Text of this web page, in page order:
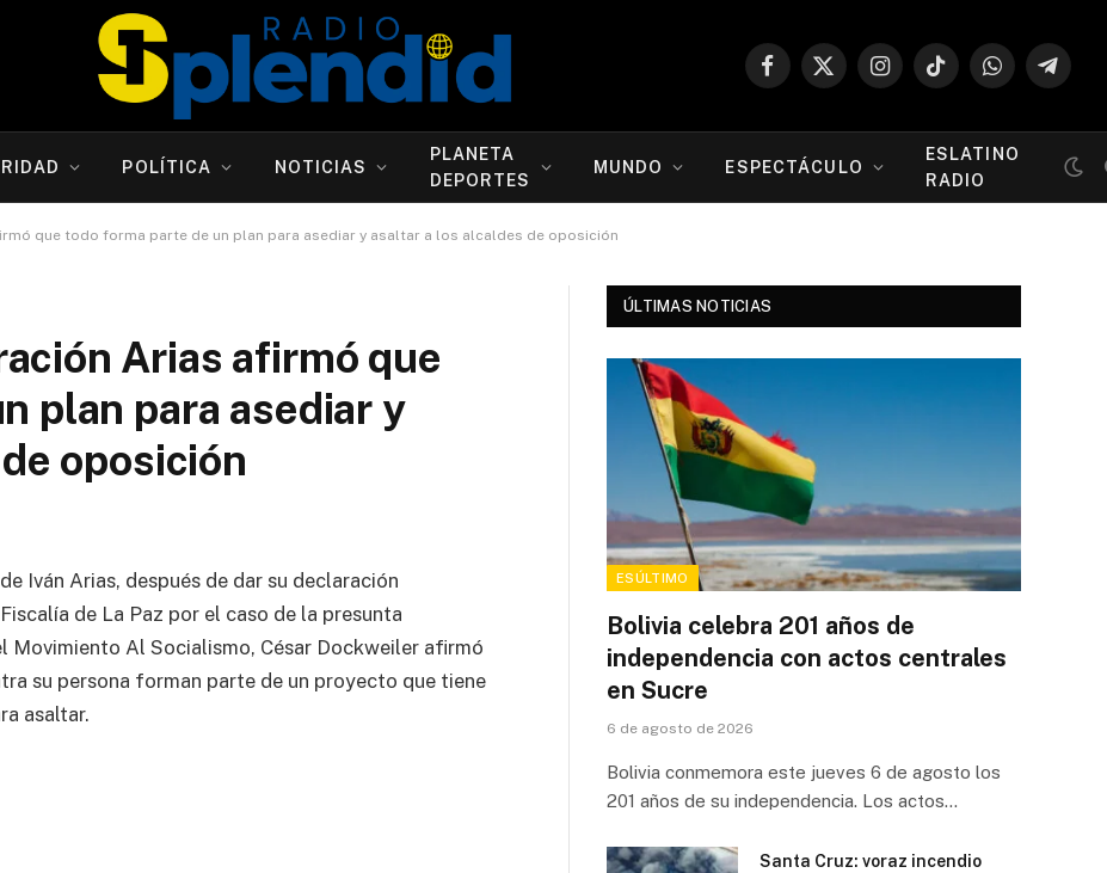
Facebook
X
InstagramTikTokWhatsApp
POLÍTICA NOTICIAS
PLANETA
DEPORTES
MUNDO ESPECTÁCULO
ESLATINO
RADIO
que todo forma parte de un plan para asediar y asaltar a los alcaldes de oposición
Arias afirmó que
plan para asediar y
oposición
Iván Arias, después de dar su declaración
de La Paz por el caso de la presunta
Movimiento Al Socialismo, César Dockweiler afirmó
su persona forman parte de un proyecto que tiene
asaltar.
ÚLTIMAS NOTICIAS
ESÚLTIMO
Bolivia celebra 201 años de
independencia con actos centrales
en Sucre
6 de agosto de 2026
Bolivia conmemora este jueves 6 de agosto los
201 años de su independencia. Los actos…
Santa Cruz: voraz incendio